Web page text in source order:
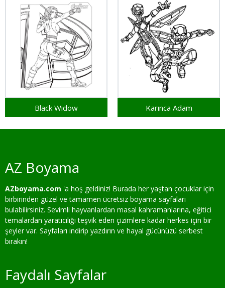
Black Widow Karınca Adam
AZ Boyama
AZboyama.com 'a hoş geldiniz! Burada her yaştan çocuklar için
birbirinden güzel ve tamamen ücretsiz boyama sayfaları
bulabilirsiniz. Sevimli hayvanlardan masal kahramanlarına, eğitici
temalardan yaratıcılığı teşvik eden çizimlere kadar herkes için bir
şeyler var. Sayfaları indirip yazdırın ve hayal gücünüzü serbest
bırakın!
Faydalı Sayfalar